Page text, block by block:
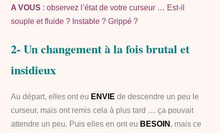
A VOUS : observez l’état de votre curseur … Est-il
souple et fluide ? Instable ? Grippé ?
2- Un changement à la fois brutal et
insidieux
Au départ, elles ont eu ENVIE de descendre un peu le
curseur, mais ont remis cela à plus tard … ça pouvait
attendre un peu. Puis elles en ont eu BESOIN , mais ce